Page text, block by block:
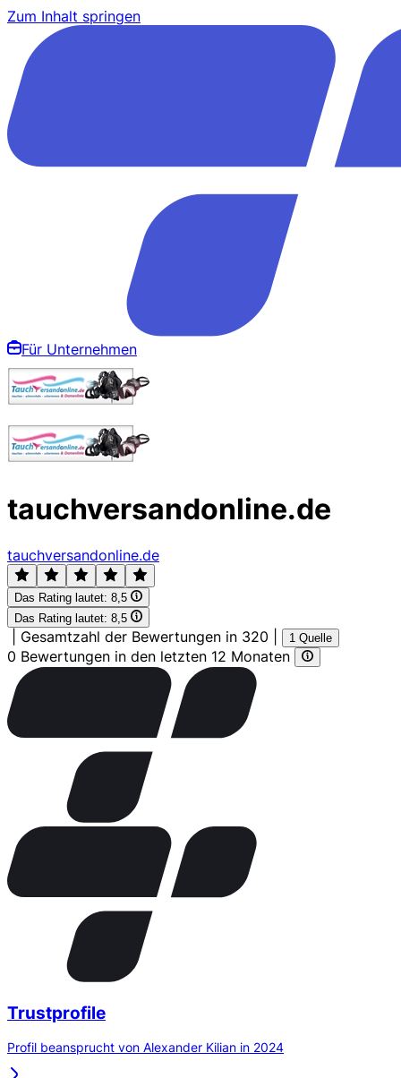
Zum Inhalt springen
Für Unternehmen
tauchversandonline.de
tauchversandonline.de
Das Rating lautet: 8,5
Das Rating lautet: 8,5
Gesamtzahl der Bewertungen in 320 1 Quelle
0 Bewertungen in den letzten 12 Monaten
Trustprofile
Profil beansprucht von Alexander Kilian in 2024